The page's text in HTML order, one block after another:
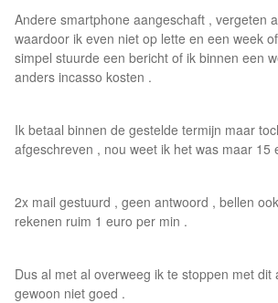
Andere smartphone aangeschaft , vergeten
waardoor ik even niet op lette en een week
simpel stuurde een bericht of ik binnen een
anders incasso kosten .
Ik betaal binnen de gestelde termijn maar
afgeschreven , nou weet ik het was maar 15
2x mail gestuurd , geen antwoord , bellen
rekenen ruim 1 euro per min .
Dus al met al overweeg ik te stoppen met dit
gewoon niet goed .